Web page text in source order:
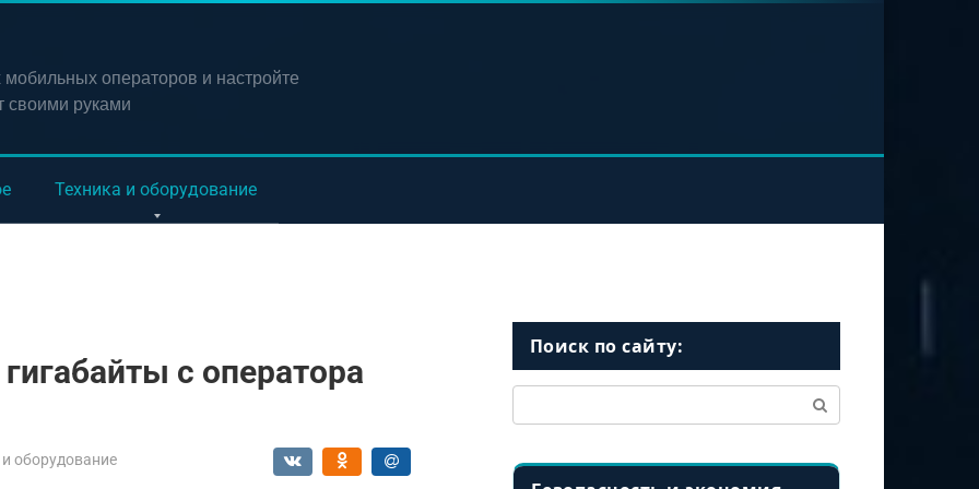
мобильных операторов и настройте
своими руками
Техника и оборудование
с оператора
оборудование
Поиск по сайту: